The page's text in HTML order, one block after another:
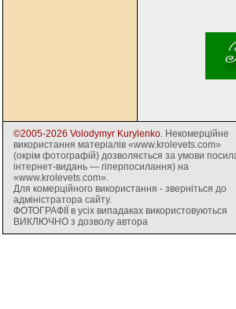
©2005-2026 Volodymyr Kurylenko. Некомерційне
використання матеріалів «www.krolevets.com»
(окрім фотографій) дозволяється за умови
інтернет-видань — гіперпосилання) на
«www.krolevets.com».
Для комерційного використання - зверніться до
адміністратора сайту.
ФОТОГРАФІЇ в усіх випадаках використовуються
ВИКЛЮЧНО з дозволу автора